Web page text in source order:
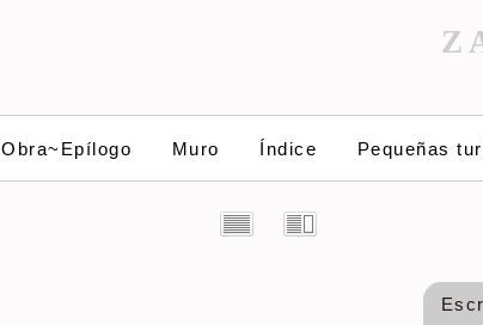
Muro Índice Pequeñas